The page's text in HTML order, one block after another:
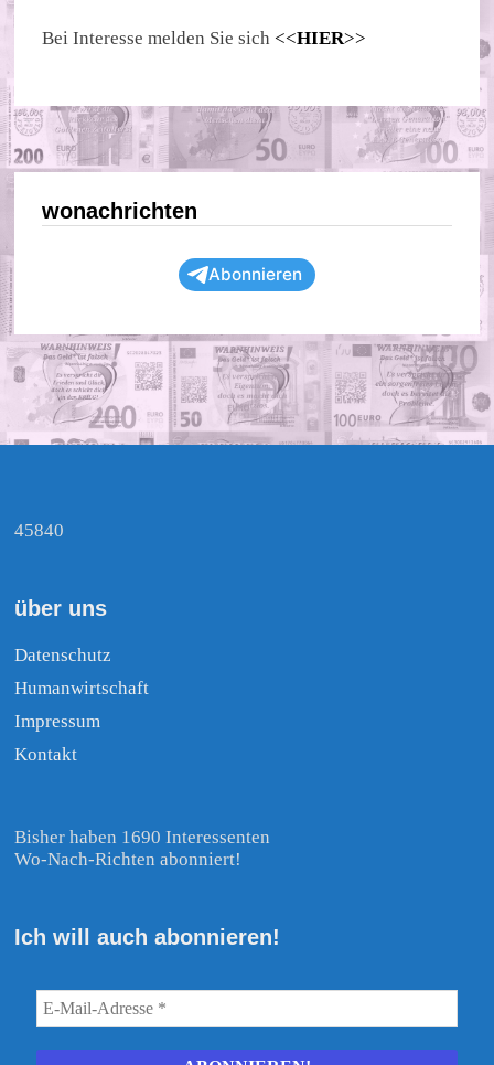
Bei Interesse melden Sie sich <<HIER>>
wonachrichten
Abonnieren
45840
über uns
Datenschutz
Humanwirtschaft
Impressum
Kontakt
Bisher haben 1690 Interessenten
Wo-Nach-Richten abonniert!
Ich will auch abonnieren!